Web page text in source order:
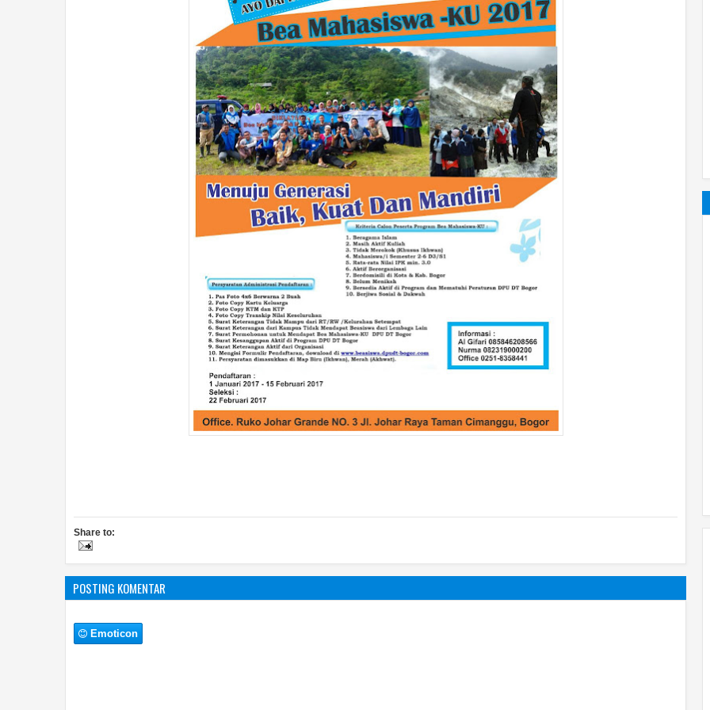
Pray For Turkey Gempa Terdahsyat
Gebyar Kebaikan : Bangun Cepat 100
#PrayForCianjur Tanggap Bencana Di
Share to:
POSTING KOMENTAR
Emoticon